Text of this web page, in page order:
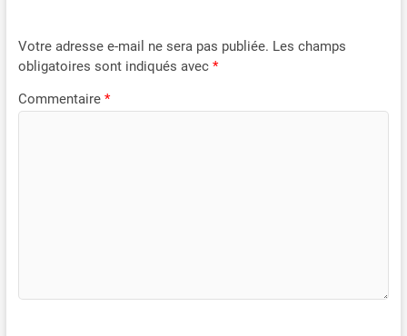
Votre adresse e-mail ne sera pas publiée. Les champs
obligatoires sont indiqués avec *
Commentaire *